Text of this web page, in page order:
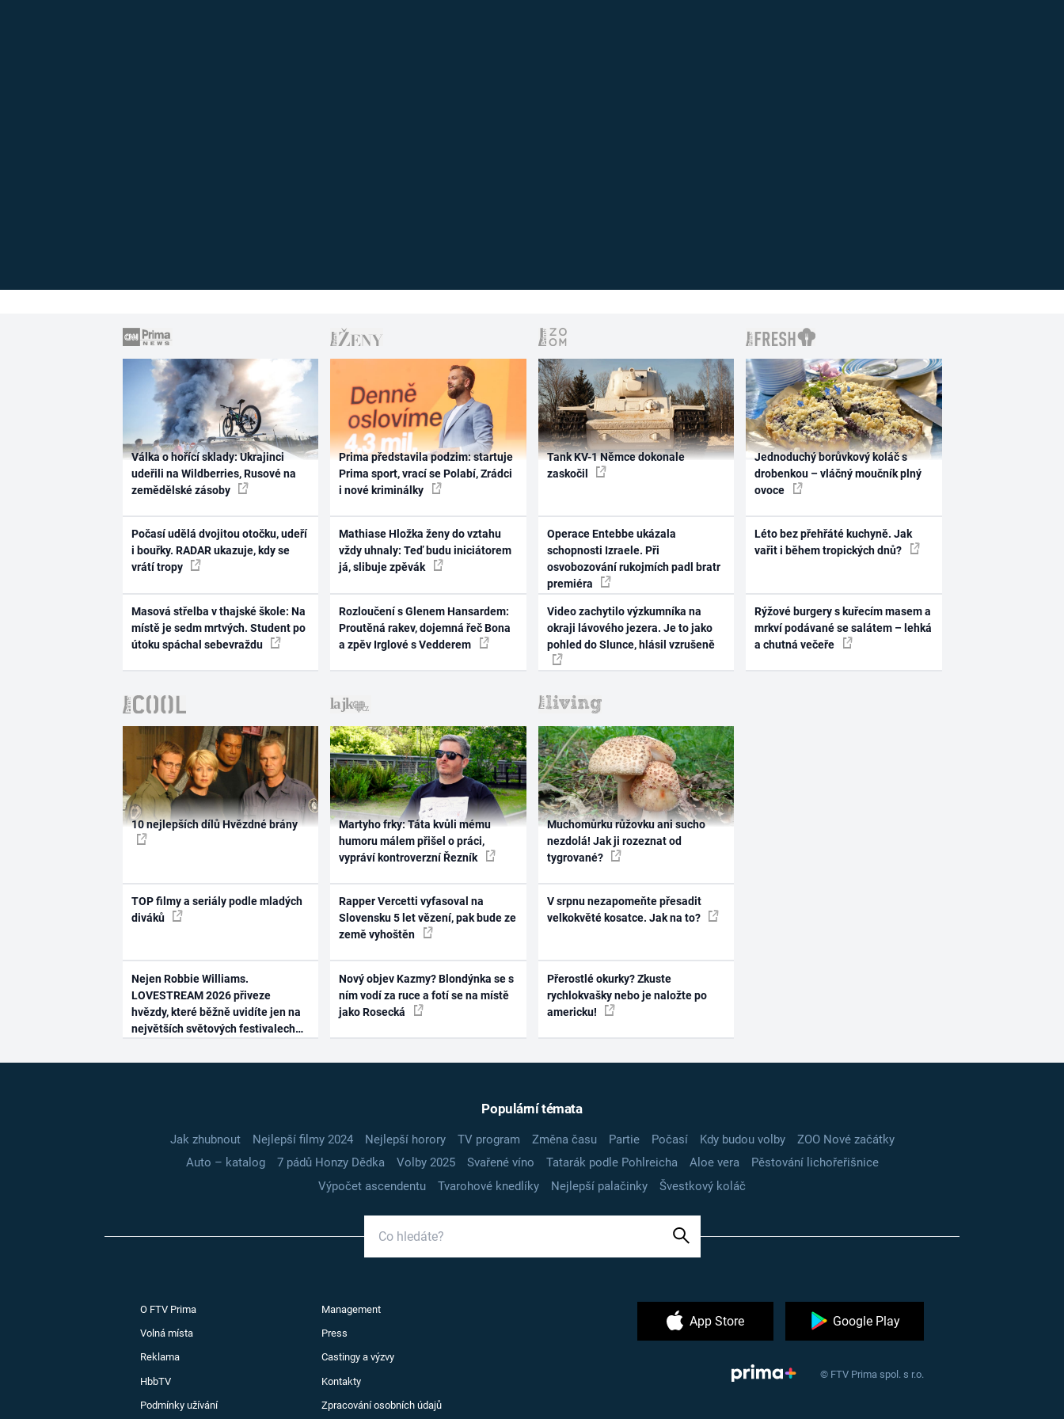
Válka o hořící sklady: Ukrajinci
udeřili na Wildberries, Rusové na
zemědělské zásoby
Počasí udělá dvojitou otočku, udeří
i bouřky. RADAR ukazuje, kdy se
vrátí tropy
Masová střelba v thajské škole: Na
místě je sedm mrtvých. Student po
útoku spáchal sebevraždu
Prima představila podzim: startuje
Prima sport, vrací se Polabí, Zrádci
i nové kriminálky
Mathiase Hložka ženy do vztahu
vždy uhnaly: Teď budu iniciátorem
já, slibuje zpěvák
Rozloučení s Glenem Hansardem:
Proutěná rakev, dojemná řeč Bona
a zpěv Irglové s Vedderem
Tank KV-1 Němce dokonale
zaskočil
Operace Entebbe ukázala
schopnosti Izraele. Při
osvobozování rukojmích padl bratr
premiéra
Video zachytilo výzkumníka na
okraji lávového jezera. Je to jako
pohled do Slunce, hlásil vzrušeně
Jednoduchý borůvkový koláč s
drobenkou – vláčný moučník plný
ovoce
Léto bez přehřáté kuchyně. Jak
vařit i během tropických dnů?
Rýžové burgery s kuřecím masem a
mrkví podávané se salátem – lehká
a chutná večeře
10 nejlepších dílů Hvězdné brány
TOP filmy a seriály podle mladých
diváků
Nejen Robbie Williams.
LOVESTREAM 2026 přiveze
hvězdy, které běžně uvidíte jen na
největších světových festivalech
Martyho frky: Táta kvůli mému
humoru málem přišel o práci,
vypráví kontroverzní Řezník
Rapper Vercetti vyfasoval na
Slovensku 5 let vězení, pak bude ze
země vyhoštěn
Nový objev Kazmy? Blondýnka se s
ním vodí za ruce a fotí se na místě
jako Rosecká
Muchomůrku růžovku ani sucho
nezdolá! Jak ji rozeznat od
tygrované?
V srpnu nezapomeňte přesadit
velkokvěté kosatce. Jak na to?
Přerostlé okurky? Zkuste
rychlokvašky nebo je naložte po
americku!
Populární témata
Jak zhubnout Nejlepší filmy 2024 Nejlepší horory TV program Změna času Partie Počasí Kdy budou volby
ZOO Nové začátky
Auto – katalog
7 pádů Honzy Dědka Volby 2025 Svařené víno Tatarák podle Pohlreicha Aloe vera
Pěstování lichořeřišnice
Výpočet ascendentu
Tvarohové knedlíky Nejlepší palačinky Švestkový koláč
O FTV Prima Management
Volná místa Press
Reklama Castingy a výzvy
HbbTV Kontakty
Podmínky užívání Zpracování osobních údajů
App Store Google Play
© FTV Prima spol. s r.o.